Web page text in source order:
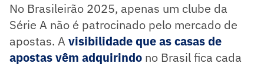
No Brasileirão 2025, apenas um clube da
Série A não é patrocinado pelo mercado de
apostas. Avisibilidade que as casas de
apostas vêm adquirindo no Brasil fica cada